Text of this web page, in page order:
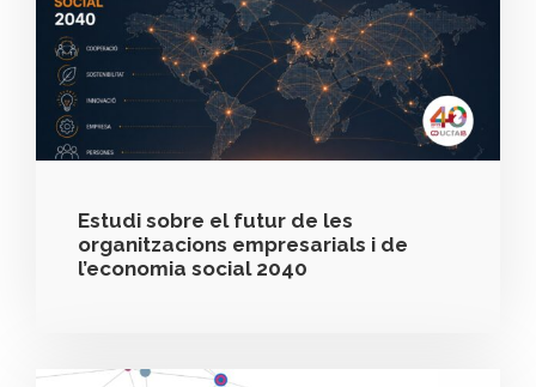
Estudi sobre el futur de les
organitzacions empresarials i de
l’economia social 2040